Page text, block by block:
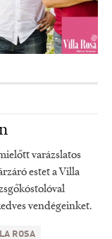
varázslatos
estet a Villa
vendégeinket.
ROSA